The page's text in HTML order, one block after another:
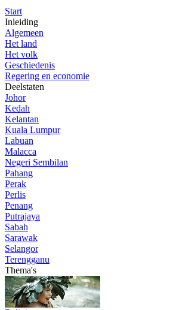
Start
Inleiding
Algemeen
Het land
Het volk
Geschiedenis
Regering en economie
Deelstaten
Johor
Kedah
Kelantan
Kuala Lumpur
Labuan
Malacca
Negeri Sembilan
Pahang
Perak
Perlis
Penang
Putrajaya
Sabah
Sarawak
Selangor
Terengganu
Thema's